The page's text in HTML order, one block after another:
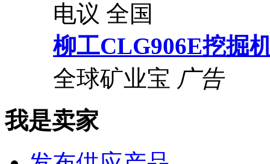
电议 全国
柳工CLG906E挖掘
全球矿业宝 广告
我是卖家